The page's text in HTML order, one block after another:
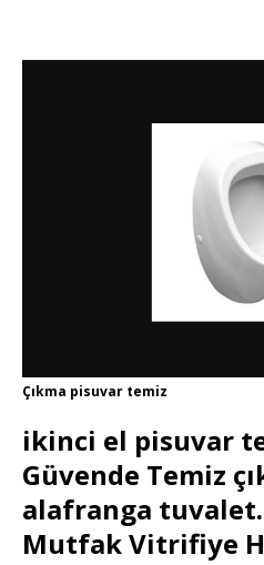
Çıkma pisuvar temiz
ikinci el pisuvar
Güvende Temiz
alafranga
Mutfak Vitrifiye